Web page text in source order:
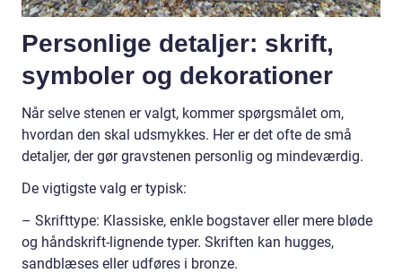
Personlige detaljer: skrift,
symboler og dekorationer
Når selve stenen er valgt, kommer spørgsmålet om,
hvordan den skal udsmykkes. Her er det ofte de små
detaljer, der gør gravstenen personlig og mindeværdig.
De vigtigste valg er typisk:
– Skrifttype: Klassiske, enkle bogstaver eller mere bløde
og håndskrift-lignende typer. Skriften kan hugges,
sandblæses eller udføres i bronze.